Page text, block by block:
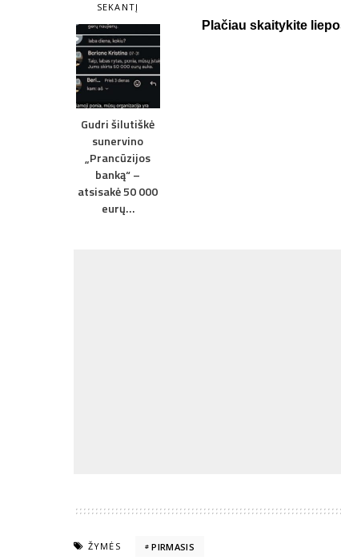
SEKANTĮ
Gudri šilutiškė
sunervino
„Prancūzijos
banką“ –
atsisakė 50 000
eurų…
Plačiau skaitykite
ŽYMĖS PIRMASIS